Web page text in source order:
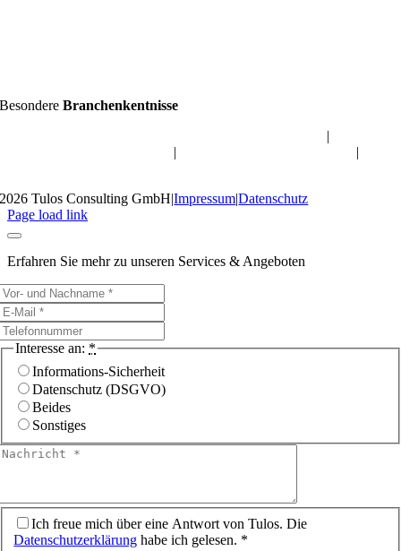
BesondereBranchenkentnisse
|
|
|
2026 Tulos Consulting GmbH|Impressum|Datenschutz
Page load link
Erfahren Sie mehr zu unseren Services & Angeboten
Interesse an: *
Informations-Sicherheit
Datenschutz (DSGVO)
Beides
Sonstiges
Ich freue mich über eine Antwort von Tulos. Die
Datenschutzerklärung habe ich gelesen. *